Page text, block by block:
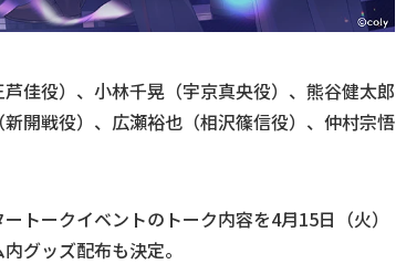
佳役）、小林千晃（宇京真央役）、熊谷健太郎
開戦役）、広瀬裕也（相沢篠信役）、仲村宗悟
トークイベントのトーク内容を4月15日（火）
グッズ配布も決定。